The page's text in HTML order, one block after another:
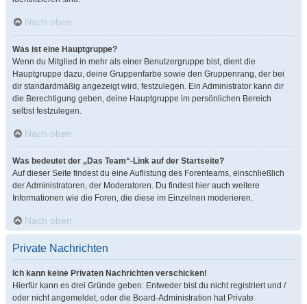
Nach oben
Was ist eine Hauptgruppe?
Wenn du Mitglied in mehr als einer Benutzergruppe bist, dient die
Hauptgruppe dazu, deine Gruppenfarbe sowie den Gruppenrang, der bei
dir standardmäßig angezeigt wird, festzulegen. Ein Administrator kann dir
die Berechtigung geben, deine Hauptgruppe im persönlichen Bereich
selbst festzulegen.
Nach oben
Was bedeutet der „Das Team“-Link auf der Startseite?
Auf dieser Seite findest du eine Auflistung des Forenteams, einschließlich
der Administratoren, der Moderatoren. Du findest hier auch weitere
Informationen wie die Foren, die diese im Einzelnen moderieren.
Nach oben
Private Nachrichten
Ich kann keine Privaten Nachrichten verschicken!
Hierfür kann es drei Gründe geben: Entweder bist du nicht registriert und /
oder nicht angemeldet, oder die Board-Administration hat Private